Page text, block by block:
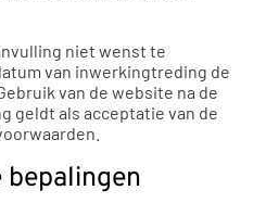
niet wenst te
van inwerkingtreding de
van de website na de
geldt als acceptatie van de
bepalingen